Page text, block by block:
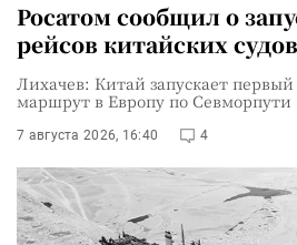
Росатом сообщил о
рейсов китайских
Лихачев: Китай запускает
маршрут в Европу по Севморпути
7 августа 2026, 16:40 4